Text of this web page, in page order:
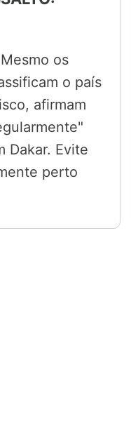
os
o país
afirmam
Dakar. Evite
perto